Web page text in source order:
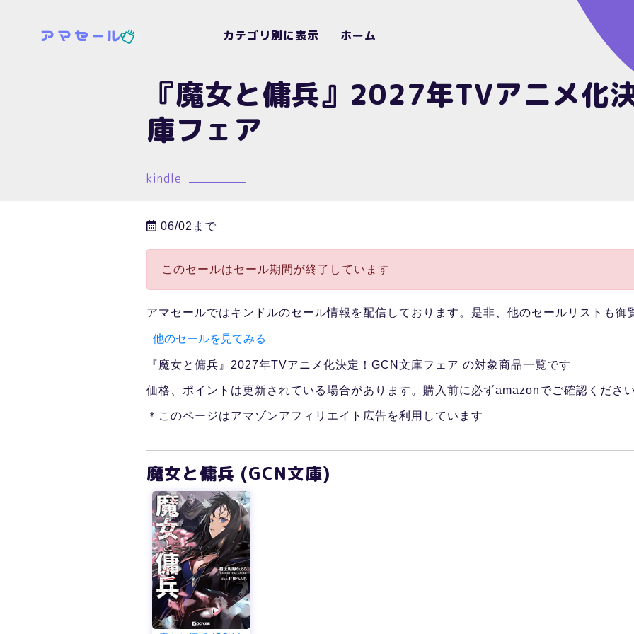
カテゴリ別に表示 ホーム
『魔女と傭兵』2027年TVアニメ化
庫フェア
kindle
06/02まで
このセールはセール期間が終了しています
アマセールではキンドルのセール情報を配信しております。是非、他のセールリストも御
他のセールを見てみる
『魔女と傭兵』2027年TVアニメ化決定！GCN文庫フェア の対象商品一覧です
価格、ポイントは更新されている場合があります。購入前に必ずamazonでご確認くださ
＊このページはアマゾンアフィリエイト広告を利用しています
魔女と傭兵 (GCN文庫)